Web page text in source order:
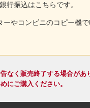
行振込はこちらです。
やコンビニのコピー機
なく販売終了する場合があ
にご購入ください。